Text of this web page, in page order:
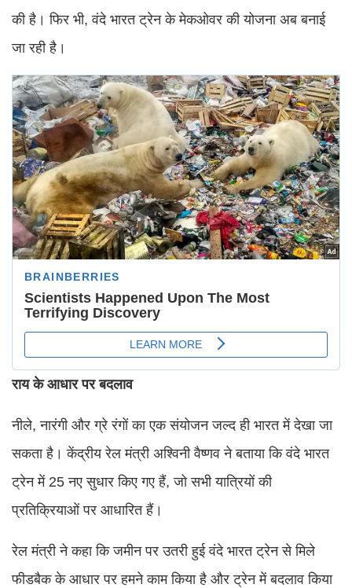
की है। फिर भी, वंदे भारत ट्रेन के मेकओवर की योजना अब बनाई
जा रही है।
राय के आधार पर बदलाव
नीले, नारंगी और ग्रे रंगों का एक संयोजन जल्द ही भारत में देखा जा
सकता है। केंद्रीय रेल मंत्री अश्विनी वैष्णव ने बताया कि वंदे भारत
ट्रेन में 25 नए सुधार किए गए हैं, जो सभी यात्रियों की
प्रतिक्रियाओं पर आधारित हैं।
रेल मंत्री ने कहा कि जमीन पर उतरी हुई वंदे भारत ट्रेन से मिले
फीडबैक के आधार पर हमने काम किया है और ट्रेन में बदलाव किया